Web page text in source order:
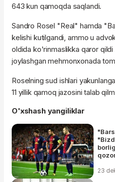
643 kun qamoqda saqlandi.
Sandro Rosel "Real" hamda
kelishi kutilgandi, ammo u
oldida ko'rinmaslikka qaror qildi
joylashgan mehmonxonada
Roselning sud ishlari
11 yillik qamoq jazosini talab
O'xshash yangiliklar
23